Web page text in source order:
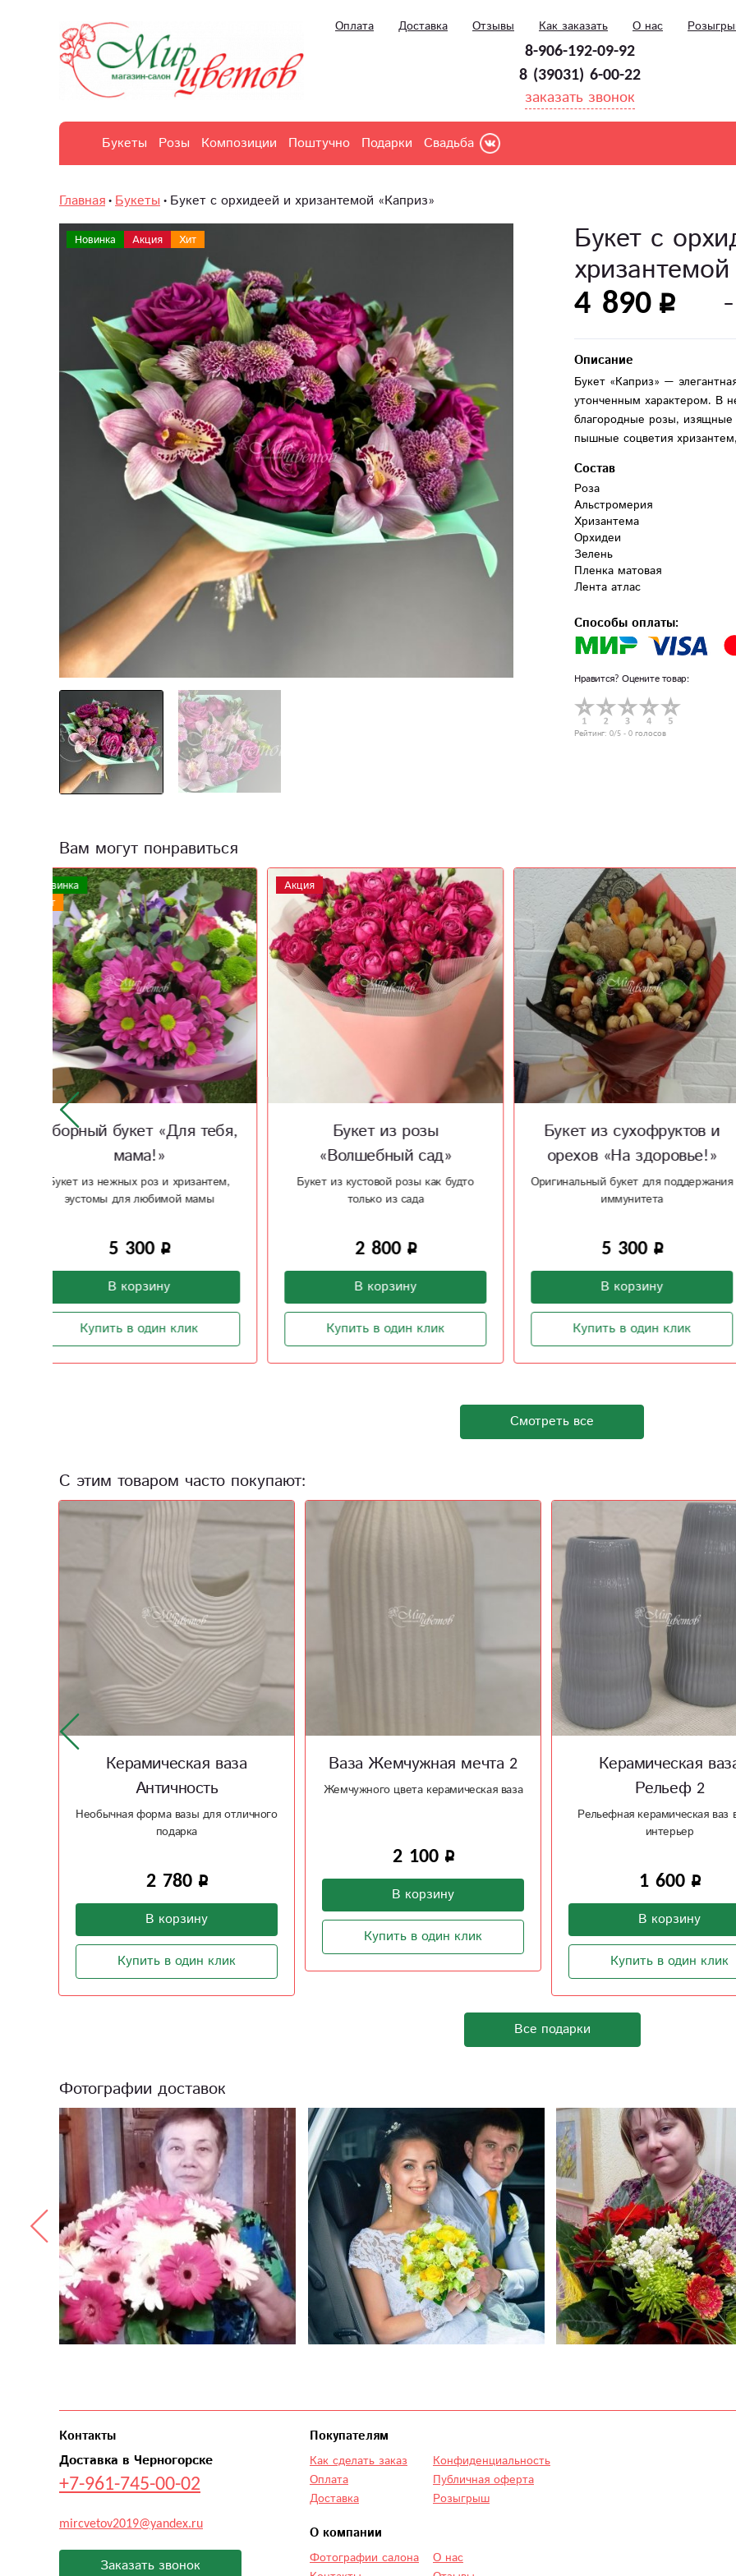
Оплата Доставка Отзывы Как заказать О нас
8-906-192-09-92
8 (39031) 6-00-22
заказать звонок
Букеты Розы Композиции Поштучно Подарки Свадьба
Главная Букеты Букет с орхидеей и хризантемой «Каприз»
Новинка Акция Хит
Букет с
4 890
Описание
Букет «Каприз» —
утонченным характером. В
благородные розы,
пышные соцветия
Состав
Роза
Альстромерия
Хризантема
Орхидеи
Зелень
Пленка матовая
Лента атлас
Способы оплаты:
Нравится? Оцените товар:
Рейтинг: 0/5 - 0 голосов
Вам могут понравиться
Акция
Букет из розы
«Волшебный сад»
Букет из кустовой розы как будто
только из сада
2 800
В корзину
Купить в один клик
Букет из сухофруктов и
орехов «На здоровье!»
Оригинальный букет для поддержания
иммунитета
5 300
В корзину
Купить в один клик
Букет «Индийский
с хризантемой и
эустомами
Яркий, красочный как
4 100
В корзину
Смотреть все
С этим товаром часто покупают:
Ваза Жемчужная мечта 2
Жемчужного цвета керамическая ваза
Купить в один клик
Керамическая ваза
Рельеф 2
1 600
В корзину
Шоколадницы
Шоколадницы ручной работы
Купить в один клик
Все подарки
Фотографии доставок
Контакты
Доставка в Черногорске
+7-961-745-00-02
mircvetov2019@yandex.ru
Заказать звонок
Покупателям
Как сделать заказ
Оплата
Доставка
Конфиденциальность
Публичная оферта
Розыгрыш
О компании
Фотографии салона
О нас